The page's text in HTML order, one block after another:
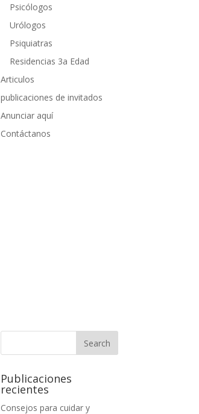
Psicólogos
Urólogos
Psiquiatras
Residencias 3a Edad
Articulos
publicaciones de invitados
Anunciar aquí
Contáctanos
Publicaciones
recientes
Consejos para cuidar y